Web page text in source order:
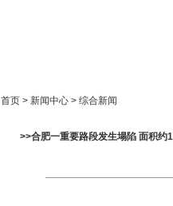
首页 > 新闻中心 > 综合新闻
>>合肥一重要路段发生塌陷 面积约